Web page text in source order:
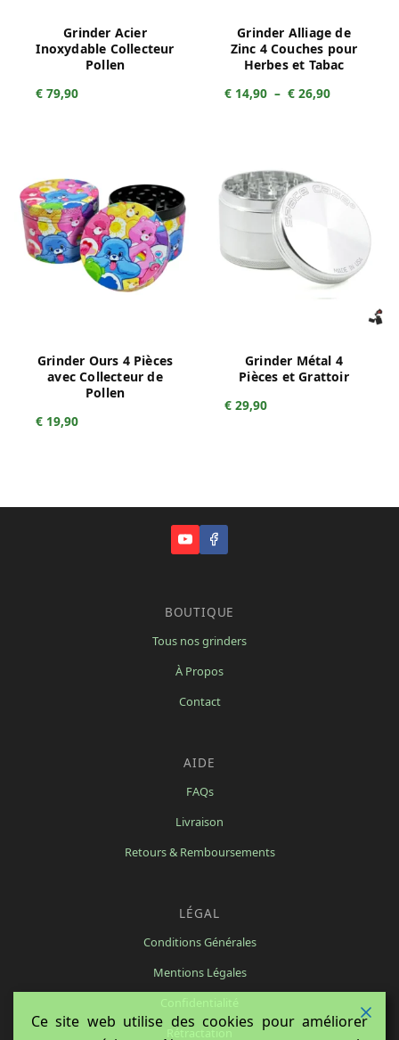
Grinder Acier
Inoxydable Collecteur
Pollen
€ 79,90
Grinder Alliage de
Zinc 4 Couches pour
Herbes et Tabac
€ 14,90 – € 26,90Plage
€ 26,90
Grinder Ours 4 Pièces
avec Collecteur de
Pollen
€ 19,90
Grinder Métal 4
Pièces et Grattoir
€ 29,90
BOUTIQUE
Tous nos grinders
À Propos
Contact
AIDE
FAQs
Livraison
Retours & Remboursements
LÉGAL
Conditions Générales
Mentions Légales
Confidentialité
Rétractation
Ce site web utilise des cookies pour améliorer